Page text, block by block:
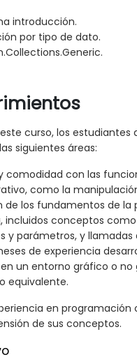
introducción.
por tipo de dato.
curso, los estudiantes
siguientes áreas:
comodidad con las
como la
de los fundamentos de la
incluidos conceptos
y parámetros, y llamadas
de experiencia
un entorno gráfico o no
equivalente.
en programación
de sus conceptos.